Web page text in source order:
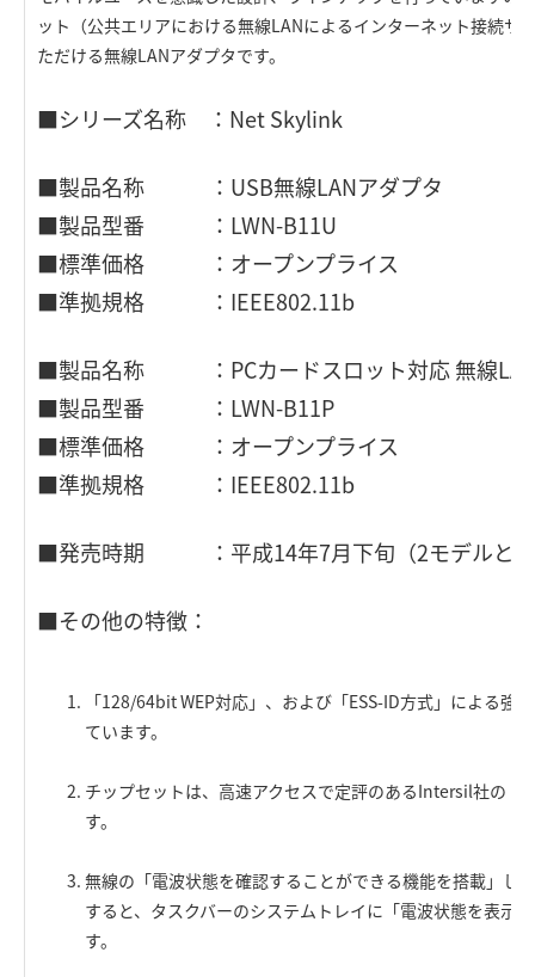
ット（公共エリアにおける無線LANによるインターネット接続サ
ただける無線LANアダプタです。
■シリーズ名称 ：Net Skylink
■製品名称 ：USB無線LANアダプタ
■製品型番 ：LWN-B11U
■標準価格 ：オープンプライス
■準拠規格 ：IEEE802.11b
■製品名称 ：PCカードスロット対応 無線
■製品型番 ：LWN-B11P
■標準価格 ：オープンプライス
■準拠規格 ：IEEE802.11b
■発売時期 ：平成14年7月下旬（2モデルとも
■その他の特徴：
「128/64bit WEP対応」、および「ESS-ID方式」による強
ています。
チップセットは、高速アクセスで定評のあるIntersil社の「
す。
無線の「電波状態を確認することができる機能を搭載」し
すると、タスクバーのシステムトレイに「電波状態を表示
す。